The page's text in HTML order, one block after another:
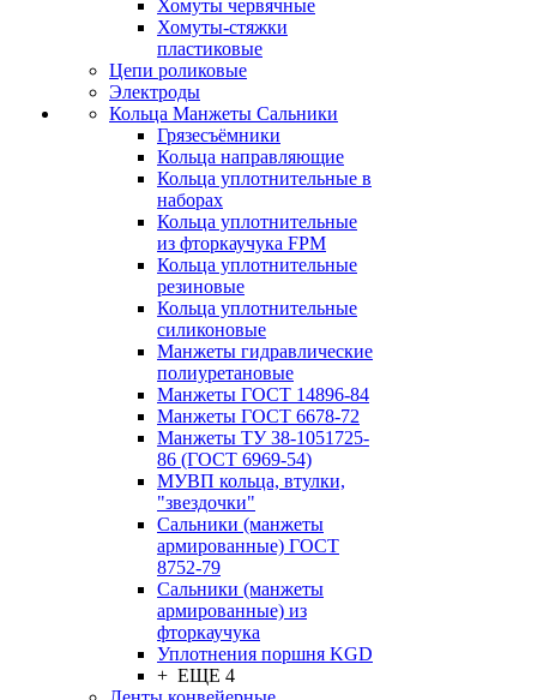
Хомуты червячные
Хомуты-стяжки
пластиковые
Цепи роликовые
Электроды
Кольца Манжеты Сальники
Грязесъёмники
Кольца направляющие
Кольца уплотнительные в
наборах
Кольца уплотнительные
из фторкаучука FPM
Кольца уплотнительные
резиновые
Кольца уплотнительные
силиконовые
Манжеты гидравлические
полиуретановые
Манжеты ГОСТ 14896-84
Манжеты ГОСТ 6678-72
Манжеты ТУ 38-1051725-
86 (ГОСТ 6969-54)
МУВП кольца, втулки,
"звездочки"
Сальники (манжеты
армированные) ГОСТ
8752-79
Сальники (манжеты
армированные) из
фторкаучука
Уплотнения поршня KGD
+ ЕЩЕ 4